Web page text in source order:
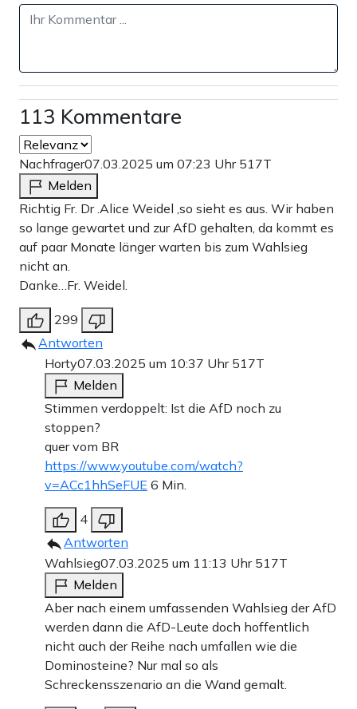
113 Kommentare
Nachfrager07.03.2025 um 07:23 Uhr 517T
Melden
Richtig Fr. Dr .Alice Weidel ,so sieht es aus. Wir haben
so lange gewartet und zur AfD gehalten, da kommt es
auf paar Monate länger warten bis zum Wahlsieg
nicht an.
Danke…Fr. Weidel.
299
Antworten
Horty07.03.2025 um 10:37 Uhr 517T
Melden
Stimmen verdoppelt: Ist die AfD noch zu
stoppen?
quer vom BR
https://www.youtube.com/watch?
v=ACc1hhSeFUE 6 Min.
4
Antworten
Wahlsieg07.03.2025 um 11:13 Uhr 517T
Melden
Aber nach einem umfassenden Wahlsieg der AfD
werden dann die AfD-Leute doch hoffentlich
nicht auch der Reihe nach umfallen wie die
Dominosteine? Nur mal so als
Schreckensszenario an die Wand gemalt.